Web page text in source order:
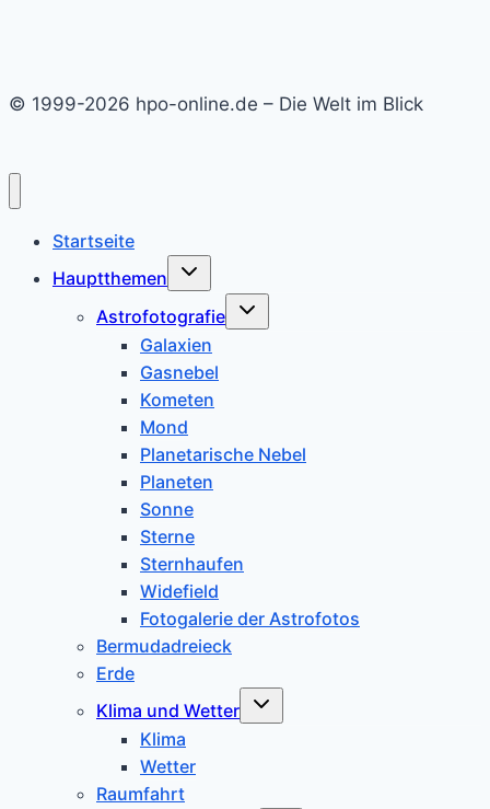
© 1999-2026 hpo-online.de – Die Welt im Blick
Startseite
Hauptthemen
Untermenü
Astrofotografie
Untermenü
Galaxien
Gasnebel
Kometen
Mond
Planetarische Nebel
Planeten
Sonne
Sterne
Sternhaufen
Widefield
Fotogalerie der Astrofotos
Bermudadreieck
Erde
Klima und Wetter
Untermenü
Klima
Wetter
Raumfahrt